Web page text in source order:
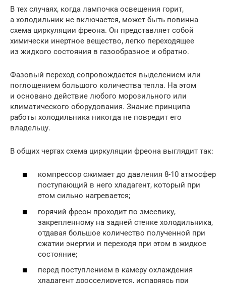
В тех случаях, когда лампочка освещения горит,
а холодильник не включается, может быть повинна
схема циркуляции фреона. Он представляет собой
химически инертное вещество, легко переходящее
из жидкого состояния в газообразное и обратно.
Фазовый переход сопровождается выделением или
поглощением большого количества тепла. На этом
и основано действие любого морозильного или
климатического оборудования. Знание принципа
работы холодильника никогда не повредит его
владельцу.
В общих чертах схема циркуляции фреона выглядит так:
компрессор сжимает до давления 8-10 атмосфер
поступающий в него хладагент, который при
этом сильно нагревается;
горячий фреон проходит по змеевику,
закрепленному на задней стенке холодильника,
отдавая большое количество полученной при
сжатии энергии и переходя при этом в жидкое
состояние;
перед поступлением в камеру охлаждения
хладагент дросселируется, испаряясь при